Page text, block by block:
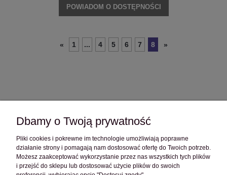
POWIADOM O DOSTĘPNOŚCI
« 1 ... 4 5 6 7 8 »
OBSŁUGA KLIENTA
Dbamy o Twoją prywatność
Pliki cookies i pokrewne im technologie umożliwiają poprawne
działanie strony i pomagają nam dostosować ofertę do Twoich potrzeb.
Możesz zaakceptować wykorzystanie przez nas wszystkich tych plików
i przejść do sklepu lub dostosować użycie plików do swoich